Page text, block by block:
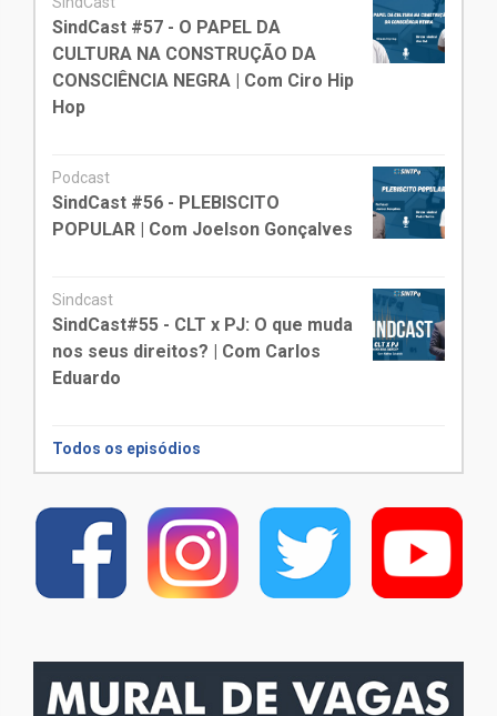
SindCast #57 - O PAPEL DA
CULTURA NA CONSTRUÇÃO DA
CONSCIÊNCIA NEGRA | Com Ciro Hip
Hop
Podcast
SindCast #56 - PLEBISCITO
POPULAR | Com Joelson Gonçalves
Sindcast
SindCast#55 - CLT x PJ: O que muda
nos seus direitos? | Com Carlos
Eduardo
Todos os episódios